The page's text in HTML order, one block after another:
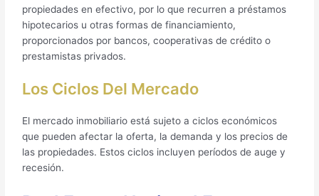
propiedades en efectivo, por lo que recurren a préstamos
hipotecarios u otras formas de financiamiento,
proporcionados por bancos, cooperativas de crédito o
prestamistas privados.
Los Ciclos Del Mercado
El mercado inmobiliario está sujeto a ciclos económicos
que pueden afectar la oferta, la demanda y los precios de
las propiedades. Estos ciclos incluyen períodos de auge y
recesión.